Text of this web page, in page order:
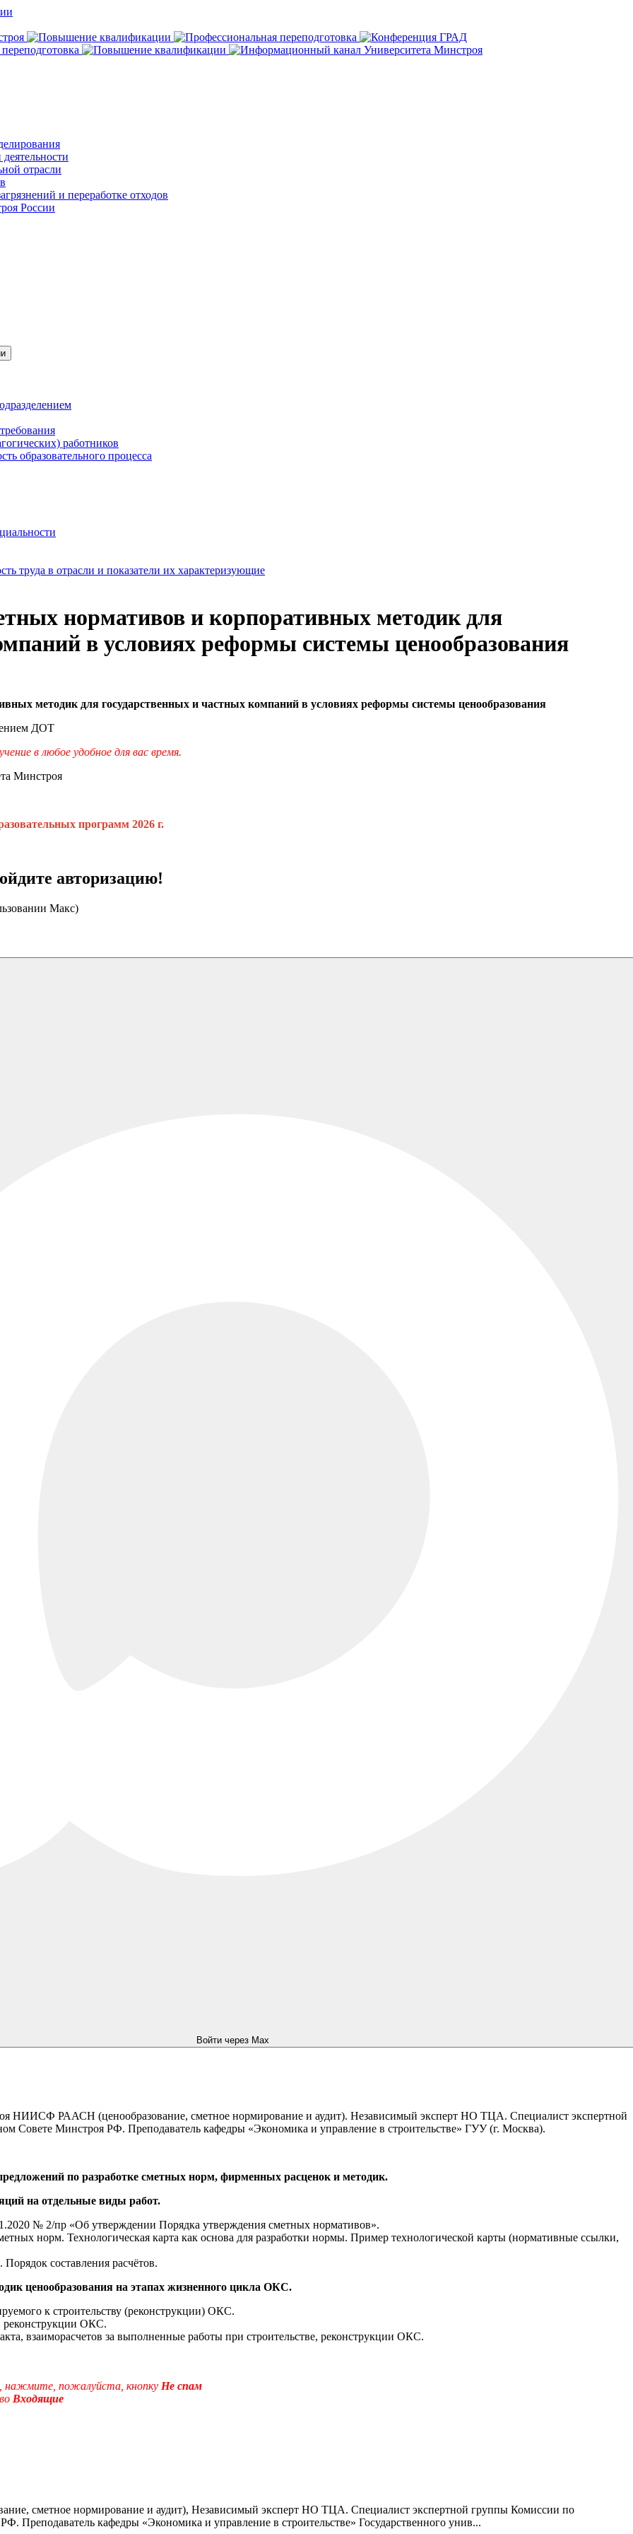
отрасли
и переработке отходов
России
работников
образовательного процесса
труда в отрасли и показатели их характеризующие
нормативов и корпоративных методик для
в условиях реформы системы ценообразования
методик для государственных и частных компаний в условиях реформы системы ценообразования
ДОТ
в любое удобное для вас время.
Минстроя
программ 2026 г.
авторизацию!
Макс)
Войти через Max
НИИСФ РААСН (ценообразование, сметное нормирование и аудит). Независимый эксперт НО ТЦА. Специалист экспертной
Минстроя РФ. Преподаватель кафедры «Экономика и управление в строительстве» ГУУ (г. Москва).
по разработке сметных норм, фирменных расценок и методик.
на отдельные виды работ.
№ 2/пр «Об утверждении Порядка утверждения сметных нормативов».
норм. Технологическая карта как основа для разработки нормы. Пример технологической карты (нормативные ссылки,
составления расчётов.
ценообразования на этапах жизненного цикла ОКС.
к строительству (реконструкции) ОКС.
реконструкции ОКС.
взаиморасчетов за выполненные работы при строительстве, реконструкции ОКС.
нажмите, пожалуйста, кнопку Не спам
Входящие
сметное нормирование и аудит), Независимый эксперт НО ТЦА. Специалист экспертной группы Комиссии по
кафедры «Экономика и управление в строительстве» Государственного унив...